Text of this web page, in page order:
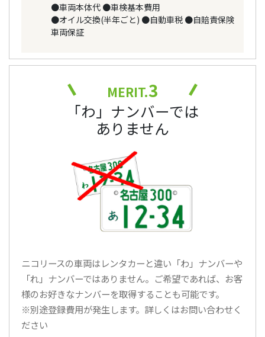
●車両本体代 ●車検基本費用
●オイル交換(半年ごと) ●自動車税 ●自賠責保険
車両保証
MERIT.3
「わ」ナンバーでは
ありません
ニコリースの車両はレンタカーと違い「わ」ナンバーや
「れ」ナンバーではありません。ご希望であれば、お客
様のお好きなナンバーを取得することも可能です。
※別途登録費用が発生します。詳しくはお問い合わせく
ださい